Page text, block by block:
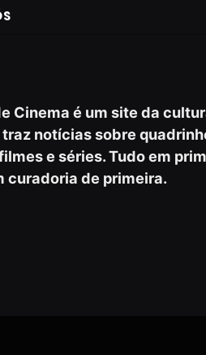
Cinema é um site da
traz notícias sobre
e séries. Tudo em
curadoria de primeira.